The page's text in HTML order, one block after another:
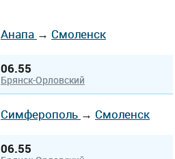
Анапа → Смоленск
06.55
Брянск-Орловский
Симферополь → Смоленск
06.55